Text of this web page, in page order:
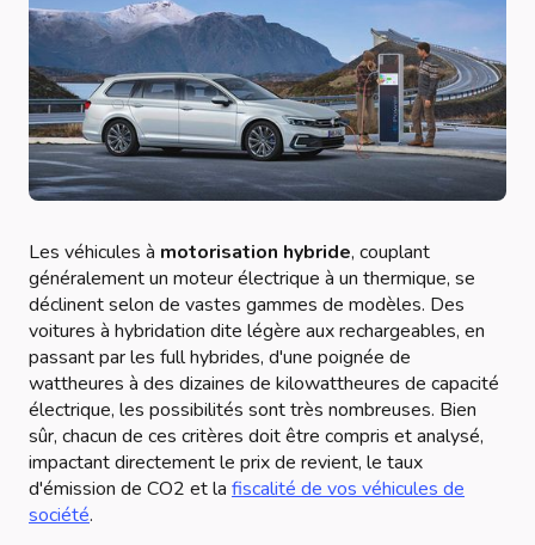
Les véhicules à motorisation hybride, couplant
généralement un moteur électrique à un thermique, se
déclinent selon de vastes gammes de modèles. Des
voitures à hybridation dite légère aux rechargeables, en
passant par les full hybrides, d'une poignée de
wattheures à des dizaines de kilowattheures de capacité
électrique, les possibilités sont très nombreuses. Bien
sûr, chacun de ces critères doit être compris et analysé,
impactant directement le prix de revient, le taux
d'émission de CO2 et la fiscalité de vos véhicules de
société.